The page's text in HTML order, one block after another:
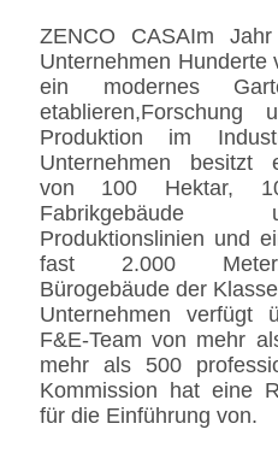
ZENCO CASAIm Jahr
Unternehmen Hunderte
ein modernes
etablieren,Forschung
Produktion im
Unternehmen besitzt
von 100 Hektar,
Fabrikgebäude
Produktionslinien und
fast 2.000
Bürogebäude der
Unternehmen verfügt
F&E-Team von mehr
mehr als 500
Kommission hat eine
für die Einführung von.